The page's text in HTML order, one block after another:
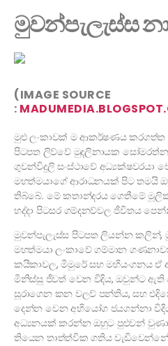
මුවන්පැලැස්ස
(IMAGE SOURCE
:
මුළු ලංකාවක් ම ආකර්ෂණය කරගත්ත
පිටපත ලිව්වේ මුදලිනායක සෝමරත්න
ගුවන්විදුලි සංස්ථාවේ අධ්‍යක්ෂවරයා
මහත්මයාගේ ආරාධනයක් පිට තමයි
තිබ්බේ. මේ කතාන්දරය ගෙතීමේ
හද්දා පිටසර ගම්දනව්වල ජීවිතය
මුවන්පැලැස්ස පිටපත ලියන්න
මහත්මයා ලංකාවේ ගම්මාන
කයිකාවල, මීමුරේ සහ මහියංගනය ඒ
මිනිස්සු ජීවත් වෙන විදිය, ඔවුන්ට ඇති
සූරාගෙන කන වලව් පන්තිය, සහ
දෙන්න වෙන අභියෝග ජයගන්නා
අධ්‍යනයක් කරන්න ඔහුට පුළුවන්
තියෙන තාත්ත්වික ගතිය